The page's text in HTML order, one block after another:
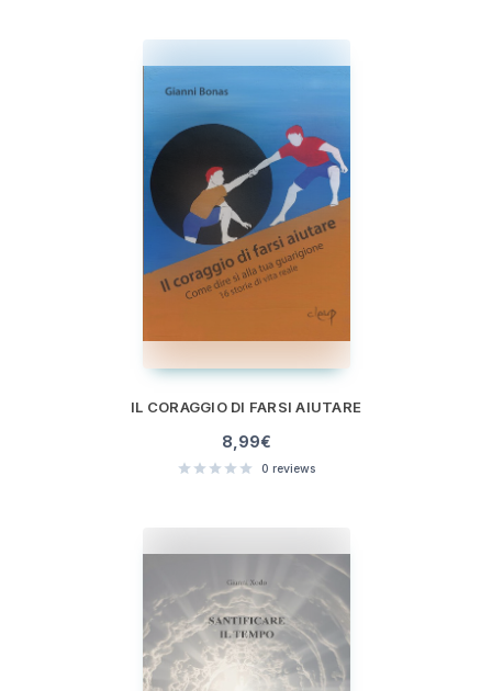
IL CORAGGIO DI FARSI AIUTARE
8,99€
0 reviews